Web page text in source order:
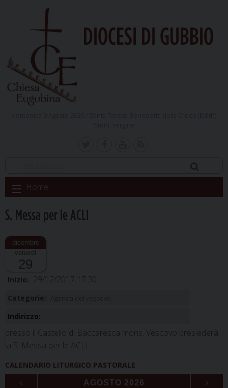
DIOCESI DI GUBBIO
Skip
to
Home
S. Messa per le ACLI
venerdì
29
Inizio: 29/12/2017 17:30
Categorie:
Indirizzo:
presso il Castello di Baccaresca mons. Vescovo presiederà
la S. Messa per le ACLI
CALENDARIO LITURGICO PASTORALE
‹ AGOSTO 2026 ›